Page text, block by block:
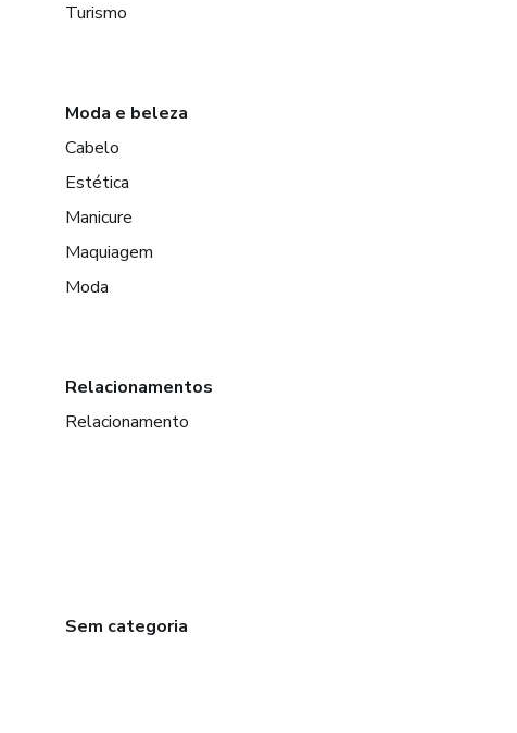
Turismo
Moda e beleza
Cabelo
Estética
Manicure
Maquiagem
Moda
Relacionamentos
Relacionamento
Sem categoria